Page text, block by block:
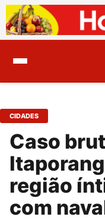
CIDADES
Caso
região
com